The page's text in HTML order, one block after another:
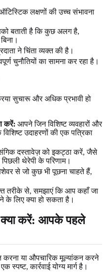
लक्षणों की उच्च संभावना
बताती है कि कुछ अलग है,
ने चिंता व्यक्त की है।
चुनौतियों का सामना कर रहा है।
सुचारू और अधिक प्रभावी हो
करें: आपने जिन विशिष्ट व्यवहारों और
उदाहरणों की एक पत्रिका
दस्तावेज़ को इकट्ठा करें, जैसे
थेरेपी के परिणाम।
से जो कुछ भी पूछना चाहते हैं,
तरीके से, समझाएं कि आप कहाँ जा
के लिए क्या हो सकता है।
क्या करें: आपके पहले
करना या औपचारिक मूल्यांकन करने
स्पष्ट, कार्रवाई योग्य मार्ग है।